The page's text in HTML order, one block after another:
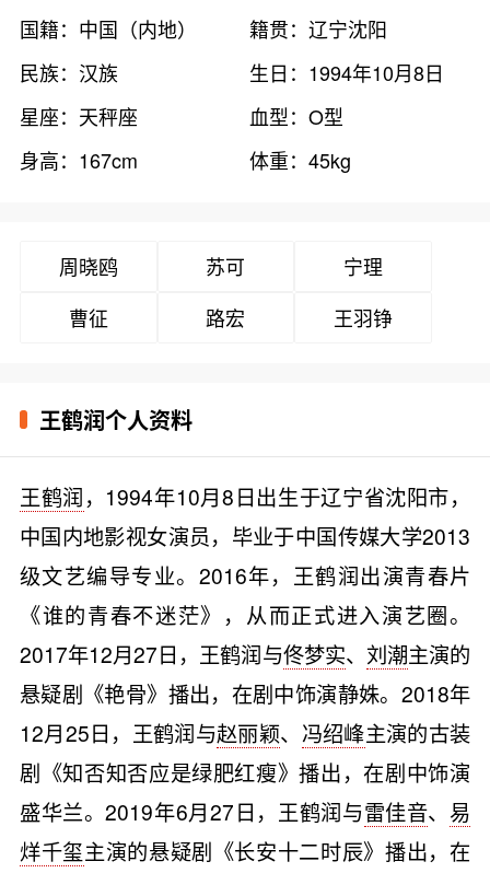
国籍：中国（内地）
籍贯：辽宁沈阳
民族：汉族
生日：1994年10月8日
星座：天秤座
血型：O型
身高：167cm
体重：45kg
周晓鸥 苏可
宁理
曹征
路宏 王羽铮
王鹤润个人资料
王鹤润，1994年10月8日出生于辽宁省沈阳市，
中国内地影视女演员，毕业于中国传媒大学2013
级文艺编导专业。2016年，王鹤润出演青春片
《谁的青春不迷茫》，从而正式进入演艺圈。
2017年12月27日，王鹤润与佟梦实、 刘潮主演的
悬疑剧《艳骨》播出，在剧中饰演静姝。2018年
12月25日，王鹤润与赵丽颖、 冯绍峰主演的古装
剧《知否知否应是绿肥红瘦》播出，在剧中饰演
盛华兰。2019年6月27日，王鹤润与雷佳音、 易
烊千玺主演的悬疑剧《长安十二时辰》播出，在